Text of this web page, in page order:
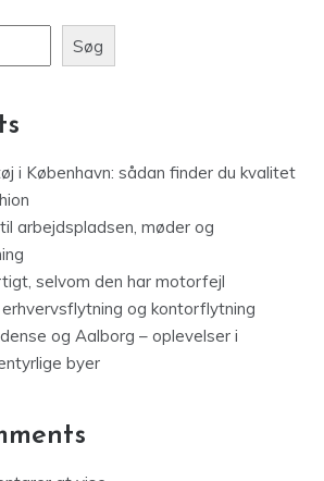
Søg
i København: sådan finder du kvalitet
arbejdspladsen, møder og
selvom den har motorfejl
og kontorflytning
og Aalborg – oplevelser i
byer